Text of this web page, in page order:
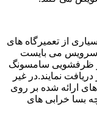
از تعمیرگاه های
سرویس می بایست
ظرفشویی سامسونگ
نمایند.در غیر
ارائه شده بر روی
بسا خرابی های